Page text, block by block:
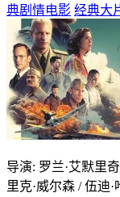
典剧情电影 经典大
导演: 罗兰·艾默里
里克·威尔森 / 伍迪